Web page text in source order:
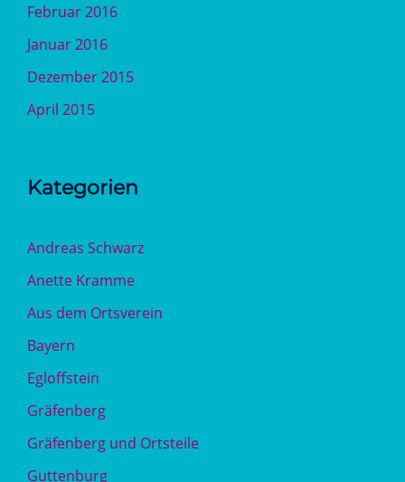
Februar 2016
Januar 2016
Dezember 2015
April 2015
Kategorien
Andreas Schwarz
Anette Kramme
Aus dem Ortsverein
Bayern
Egloffstein
Gräfenberg
Gräfenberg und Ortsteile
Guttenburg